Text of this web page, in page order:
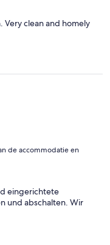
Very clean and homely
de accommodatie en
eingerichtete
und abschalten. Wir